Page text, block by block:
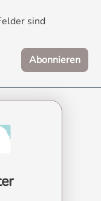
sind
Abonnieren